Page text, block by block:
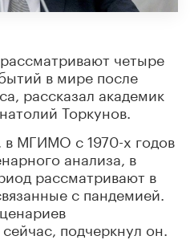
четыре
в мире после
рассказал академик
Торкунов.
в МГИМО с 1970-х годов
анализа, в
рассматривают в
с пандемией.
подчеркнул он.